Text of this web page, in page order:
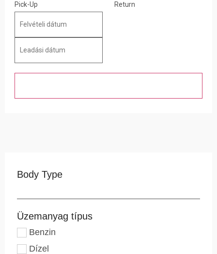
Pick-Up Return
Body Type
Üzemanyag típus
Benzin
Dízel